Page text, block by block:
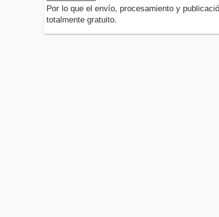
Por lo que el envío, procesamiento y
totalmente gratuito.